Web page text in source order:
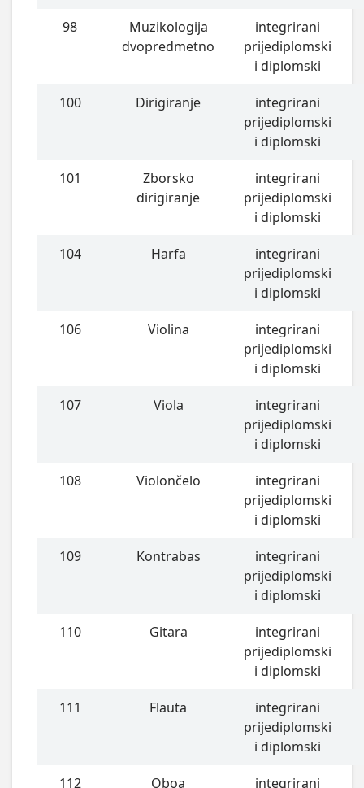
98
Muzikologija
dvopredmetno
integrirani
prijediplomski
i diplomski
100 Dirigiranje
integrirani
prijediplomski
i diplomski
101
Zborsko
dirigiranje
integrirani
prijediplomski
i diplomski
104 Harfa
integrirani
prijediplomski
i diplomski
106 Violina
integrirani
prijediplomski
i diplomski
107 Viola
integrirani
prijediplomski
i diplomski
108 Violončelo
integrirani
prijediplomski
i diplomski
109 Kontrabas
integrirani
prijediplomski
i diplomski
110 Gitara
integrirani
prijediplomski
i diplomski
111 Flauta
integrirani
prijediplomski
i diplomski
112 Oboa integrirani